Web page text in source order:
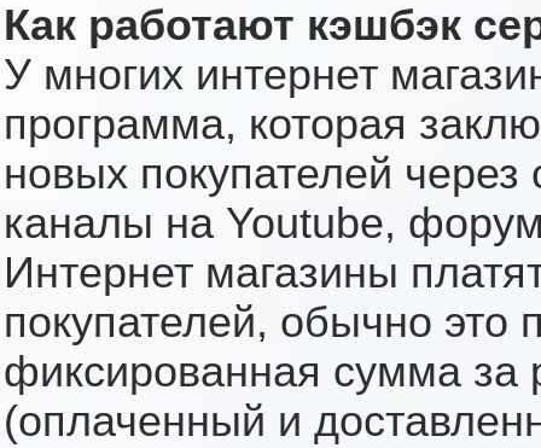
Как работают кэшбэк
У многих интернет
программа, которая
новых покупателей
каналы на Youtube,
Интернет магазины
покупателей, обычно это
фиксированная сумма за
(оплаченный и